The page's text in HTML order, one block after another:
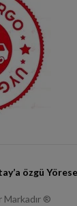
özgü
Markadır ®